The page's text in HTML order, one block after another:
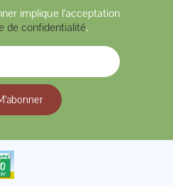
implique l'acceptation
de confidentialité.